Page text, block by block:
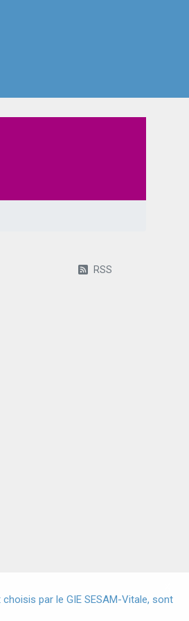
RSS
par le GIE SESAM-Vitale, sont